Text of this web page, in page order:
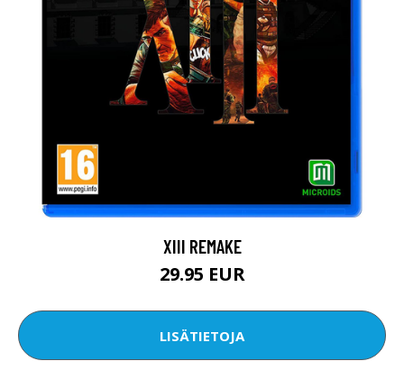
XIII REMAKE
29.95 EUR
LISÄTIETOJA